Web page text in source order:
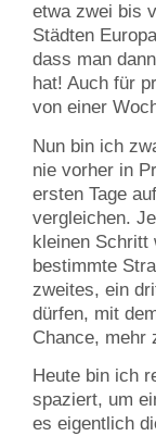
etwa zwei bis
Städten
dass man
hat! Auch für
von einer
Nun bin ich
nie vorher in
ersten Tage
vergleichen.
kleinen Schritt
bestimmte
zweites, ein
dürfen, mit
Chance, mehr
Heute bin ich
spaziert, um
es eigentlich